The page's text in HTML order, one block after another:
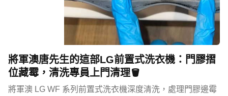
將軍澳唐先生的這部LG前置式洗衣機：門膠摺
位藏霉，清洗專員上門清理🪣
將軍澳 LG WF 系列前置式洗衣機深度清洗，處理門膠邊霉